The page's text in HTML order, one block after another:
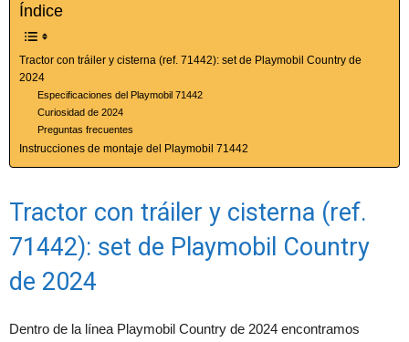
Índice
Tractor con tráiler y cisterna (ref. 71442): set de Playmobil Country de
2024
Especificaciones del Playmobil 71442
Curiosidad de 2024
Preguntas frecuentes
Instrucciones de montaje del Playmobil 71442
Tractor con tráiler y cisterna (ref.
71442): set de Playmobil Country
de 2024
Dentro de la línea Playmobil Country de 2024 encontramos